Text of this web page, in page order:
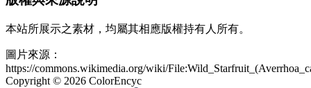
本站所展示之素材，均屬其相應版權持有人所有。
圖片來源：
https://commons.wikimedia.org/wiki/
Copyright © 2026 ColorEncyc